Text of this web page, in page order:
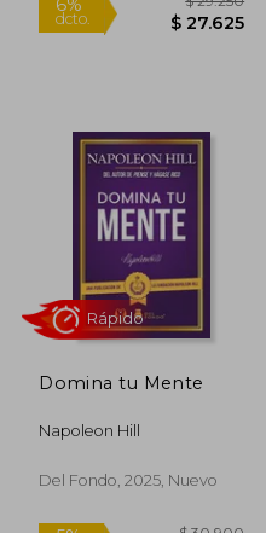
Rápido
Domina tu Mente
Napoleon Hill
Del Fondo, 2025, Nuevo